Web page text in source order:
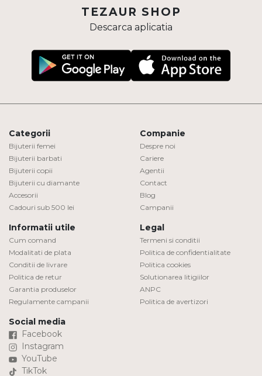
TEZAUR SHOP
Descarca aplicatia
Categorii
Bijuterii femei
Bijuterii barbati
Bijuterii copii
Bijuterii cu diamante
Accesorii
Cadouri sub 500 lei
Companie
Despre noi
Cariere
Agentii
Contact
Blog
Campanii
Informatii utile
Cum comand
Modalitati de plata
Conditii de livrare
Politica de retur
Garantia produselor
Regulamente campanii
Legal
Termeni si conditii
Politica de confidentialitate
Politica cookies
Solutionarea litigiilor
ANPC
Politica de avertizori
Social media
Facebook
Instagram
YouTube
TikTok